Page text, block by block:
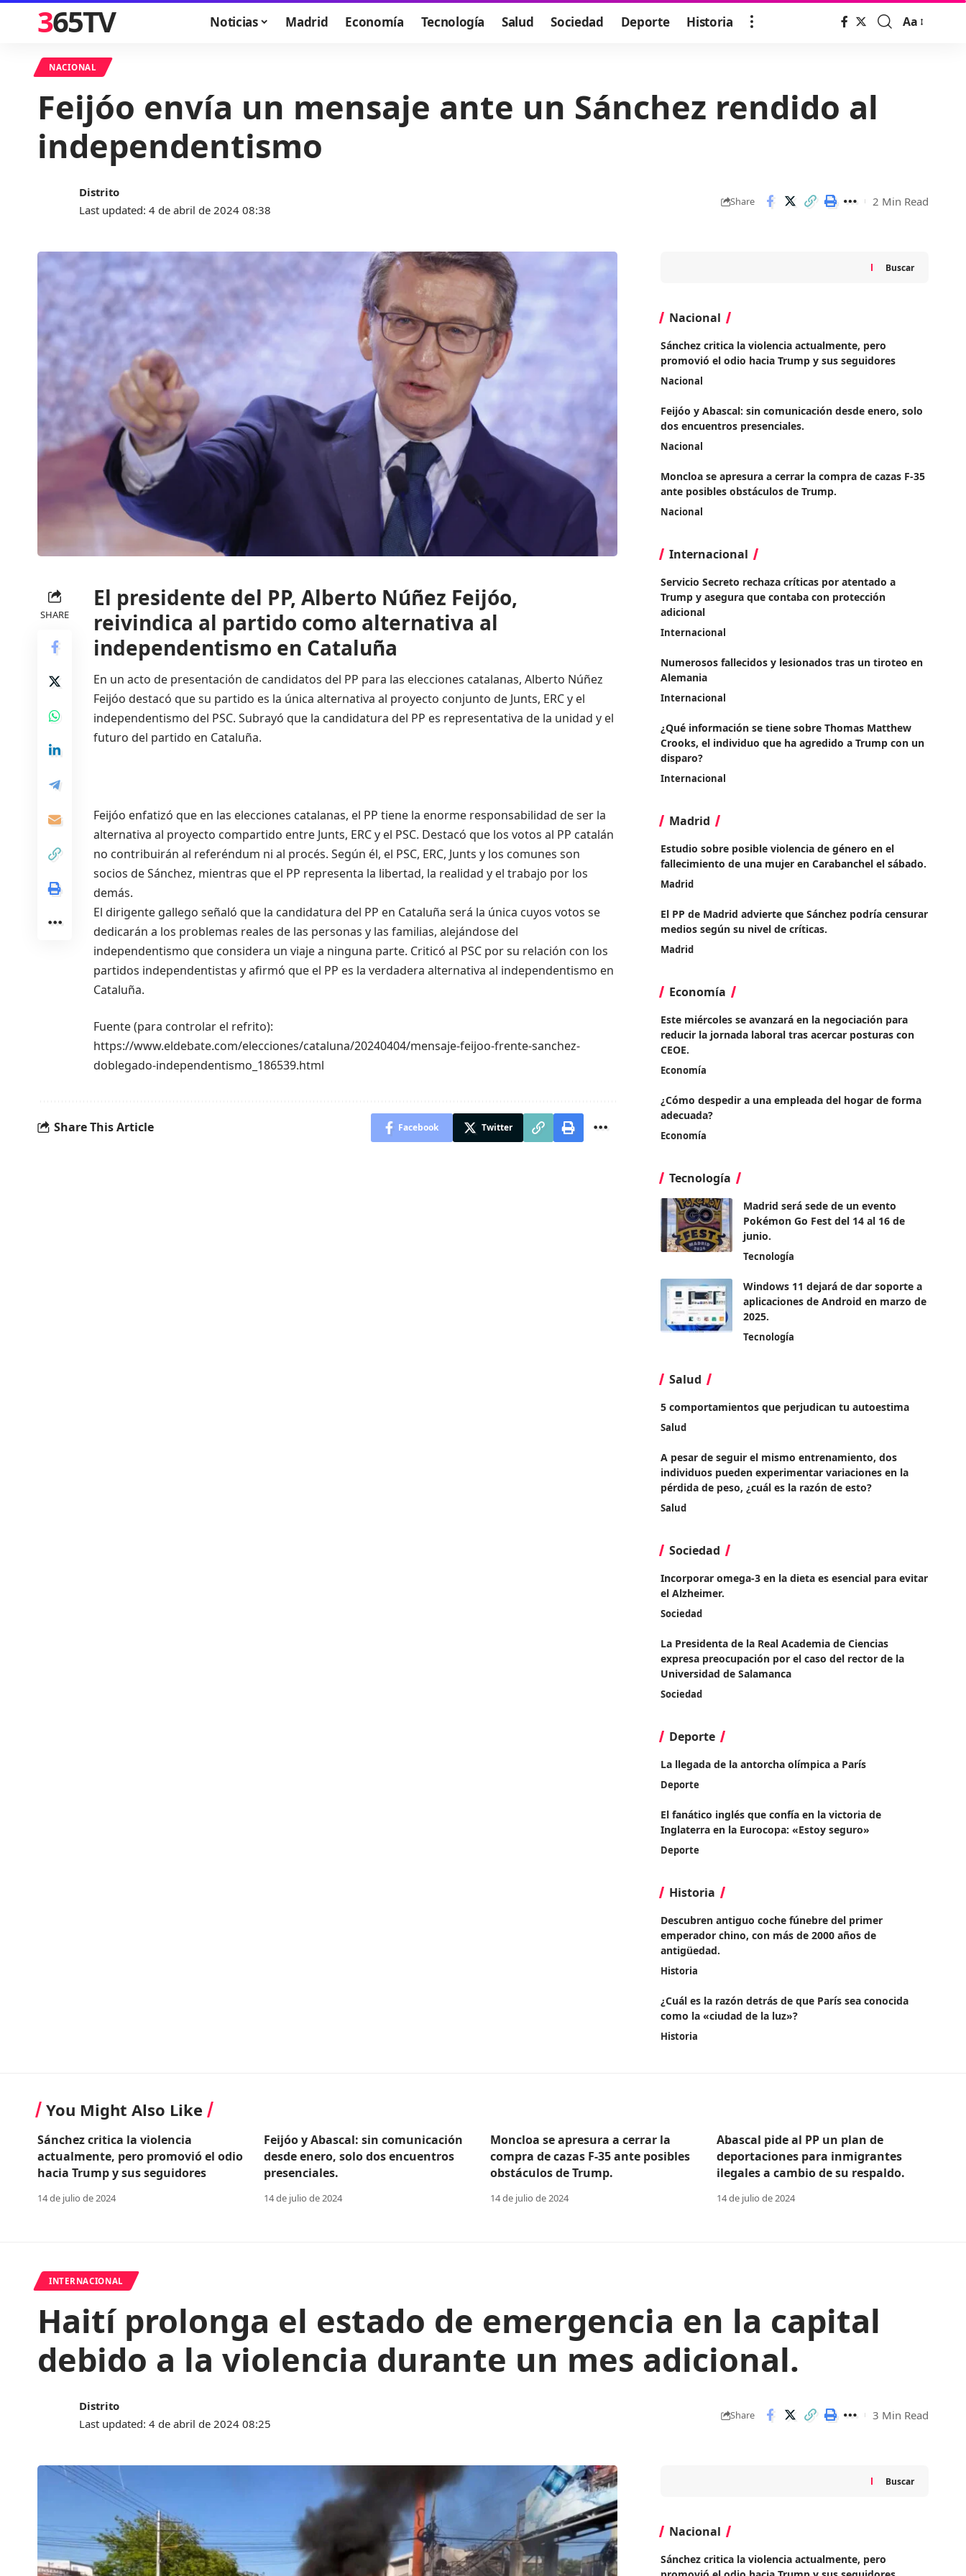
365TV Noticias Madrid Economía Tecnología Salud Sociedad Deporte Historia
Font
Aa
NACIONAL
Feijóo envía un mensaje ante un Sánchez rendido al
independentismo
Last updated: 4 de abril de 2024 08:38
Distrito
Share 2 Min Read
SHARE
El presidente del PP, Alberto Núñez Feijóo,
reivindica al partido como alternativa al
independentismo en Cataluña
En un acto de presentación de candidatos del PP para las elecciones catalanas, Alberto Núñez
Feijóo destacó que su partido es la única alternativa al proyecto conjunto de Junts, ERC y el
independentismo del PSC. Subrayó que la candidatura del PP es representativa de la unidad y el
futuro del partido en Cataluña.
Feijóo enfatizó que en las elecciones catalanas, el PP tiene la enorme responsabilidad de ser la
alternativa al proyecto compartido entre Junts, ERC y el PSC. Destacó que los votos al PP catalán
no contribuirán al referéndum ni al procés. Según él, el PSC, ERC, Junts y los comunes son
socios de Sánchez, mientras que el PP representa la libertad, la realidad y el trabajo por los
demás.
El dirigente gallego señaló que la candidatura del PP en Cataluña será la única cuyos votos se
dedicarán a los problemas reales de las personas y las familias, alejándose del
independentismo que considera un viaje a ninguna parte. Criticó al PSC por su relación con los
partidos independentistas y afirmó que el PP es la verdadera alternativa al independentismo en
Cataluña.
Fuente (para controlar el refrito):
https://www.eldebate.com/elecciones/cataluna/20240404/mensaje-feijoo-frente-sanchez-
doblegado-independentismo_186539.html
Share This Article Facebook Twitter
Buscar
Nacional
Sánchez critica la violencia actualmente, pero
promovió el odio hacia Trump y sus seguidores
Nacional
Feijóo y Abascal: sin comunicación desde enero, solo
dos encuentros presenciales.
Nacional
Moncloa se apresura a cerrar la compra de cazas F-35
ante posibles obstáculos de Trump.
Nacional
Internacional
Servicio Secreto rechaza críticas por atentado a
Trump y asegura que contaba con protección
adicional
Internacional
Numerosos fallecidos y lesionados tras un tiroteo en
Alemania
Internacional
¿Qué información se tiene sobre Thomas Matthew
Crooks, el individuo que ha agredido a Trump con un
disparo?
Internacional
Madrid
Estudio sobre posible violencia de género en el
fallecimiento de una mujer en Carabanchel el sábado.
Madrid
El PP de Madrid advierte que Sánchez podría censurar
medios según su nivel de críticas.
Madrid
Economía
Este miércoles se avanzará en la negociación para
reducir la jornada laboral tras acercar posturas con
CEOE.
Economía
¿Cómo despedir a una empleada del hogar de forma
adecuada?
Economía
Tecnología
Madrid será sede de un evento
Pokémon Go Fest del 14 al 16 de
junio.
Tecnología
Windows 11 dejará de dar soporte a
aplicaciones de Android en marzo de
2025.
Tecnología
Salud
5 comportamientos que perjudican tu autoestima
Salud
A pesar de seguir el mismo entrenamiento, dos
individuos pueden experimentar variaciones en la
pérdida de peso, ¿cuál es la razón de esto?
Salud
Sociedad
Incorporar omega-3 en la dieta es esencial para evitar
el Alzheimer.
Sociedad
La Presidenta de la Real Academia de Ciencias
expresa preocupación por el caso del rector de la
Universidad de Salamanca
Sociedad
Deporte
La llegada de la antorcha olímpica a París
Deporte
El fanático inglés que confía en la victoria de
Inglaterra en la Eurocopa: «Estoy seguro»
Deporte
Historia
Descubren antiguo coche fúnebre del primer
emperador chino, con más de 2000 años de
antigüedad.
Historia
¿Cuál es la razón detrás de que París sea conocida
como la «ciudad de la luz»?
Historia
You Might Also Like
Sánchez critica la violencia
actualmente, pero promovió el odio
hacia Trump y sus seguidores
14 de julio de 2024
Feijóo y Abascal: sin comunicación
desde enero, solo dos encuentros
presenciales.
14 de julio de 2024
Moncloa se apresura a cerrar la
compra de cazas F-35 ante posibles
obstáculos de Trump.
14 de julio de 2024
Abascal pide al PP un plan de
deportaciones para inmigrantes
ilegales a cambio de su respaldo.
14 de julio de 2024
INTERNACIONAL
Haití prolonga el estado de emergencia en la capital
debido a la violencia durante un mes adicional.
Last updated: 4 de abril de 2024 08:25
Distrito
Share 3 Min Read
Buscar
Nacional
Sánchez critica la violencia actualmente, pero